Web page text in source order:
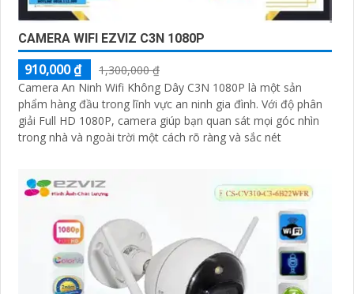
CAMERA WIFI EZVIZ C3N 1080P
910,000 ₫
1,300,000 ₫
Camera An Ninh Wifi Không Dây C3N 1080P là một sản
phẩm hàng đầu trong lĩnh vực an ninh gia đình. Với độ phân
giải Full HD 1080P, camera giúp bạn quan sát mọi góc nhìn
trong nhà và ngoài trời một cách rõ ràng và sắc nét